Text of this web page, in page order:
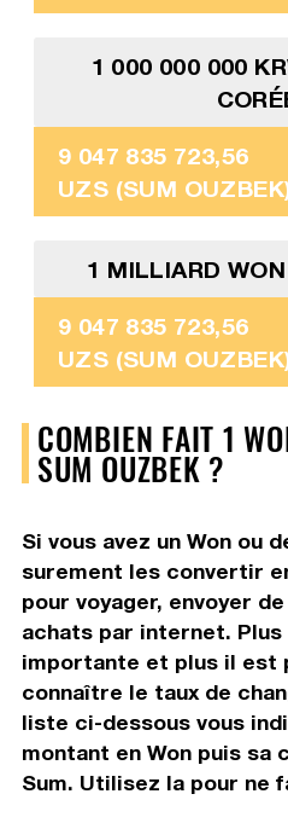
1 000 000 000
9 047 835 723,56
UZS (SUM
1 MILLIARD
9 047 835 723,56
UZS (SUM
COMBIEN FAIT 1
SUM OUZBEK ?
Si vous avez un Won ou
surement les convertir
pour voyager, envoyer
achats par internet. Plus
importante et plus il est
connaître le taux de
liste ci-dessous vous
montant en Won puis sa
Sum. Utilisez la pour ne